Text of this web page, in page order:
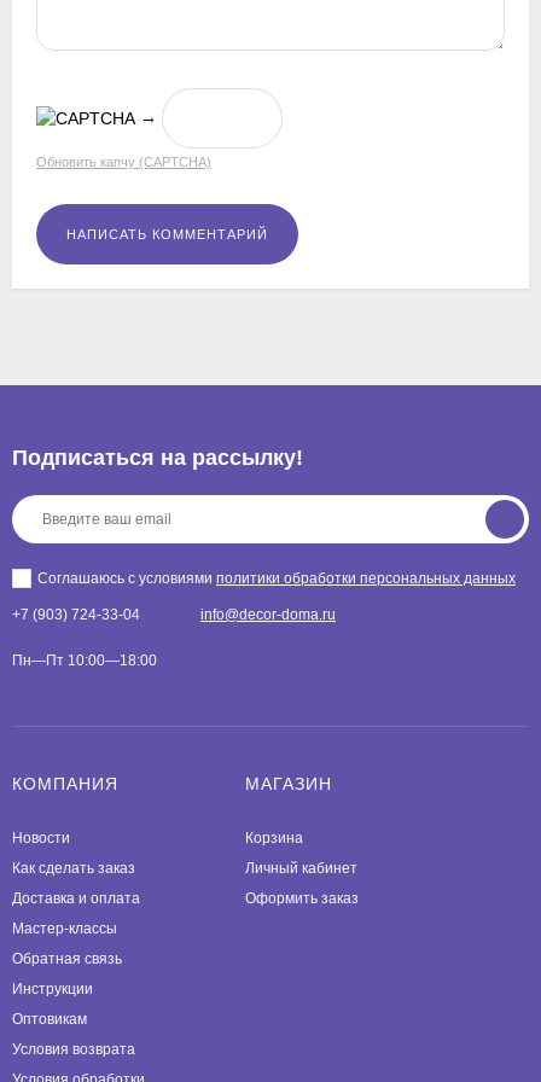
→
Обновить капчу (CAPTCHA)
Подписаться на рассылкy!
Соглашаюсь с условиями политики обработки персональных данных
+7 (903) 724-33-04 info@decor-doma.ru
Пн—Пт 10:00—18:00
КОМПАНИЯ
Новости
Как сделать заказ
Доставка и оплата
Мастер-классы
Обратная связь
Инструкции
Оптовикам
Условия возврата
МАГАЗИН
Корзина
Личный кабинет
Оформить заказ